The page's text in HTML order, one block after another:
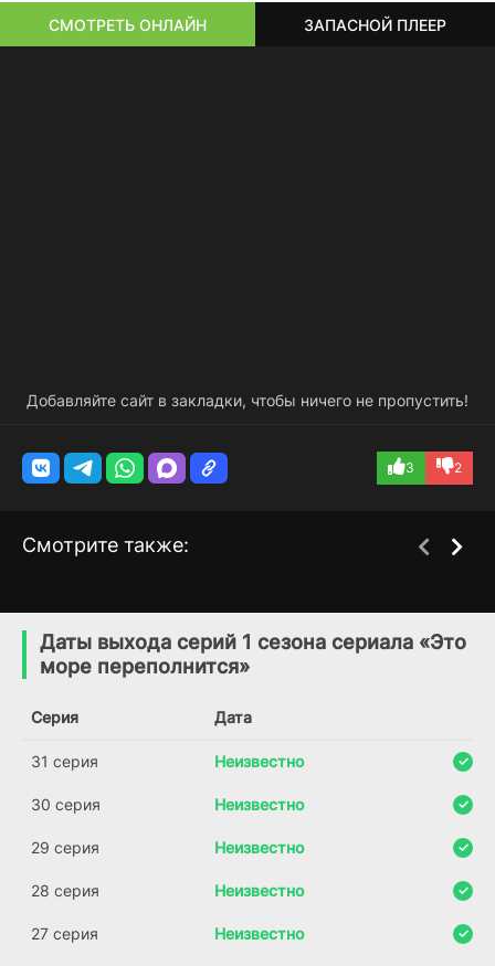
СМОТРЕТЬ ОНЛАЙН ЗАПАСНОЙ ПЛЕЕР
Добавляйте сайт в закладки, чтобы ничего не пропустить!
3 2
Смотрите также:
(2025)
Даты выхода серий 1 сезона сериала «Это
море переполнится»
Серия Дата
31 серия Неизвестно
30 серия Неизвестно
29 серия Неизвестно
28 серия Неизвестно
27 серия Неизвестно